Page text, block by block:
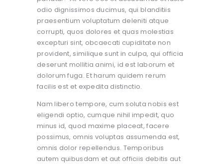
odio dignissimos ducimus, qui blanditiis
praesentium voluptatum deleniti atque
corrupti, quos dolores et quas molestias
excepturi sint, obcaecati cupiditate non
provident, similique sunt in culpa, qui officia
deserunt mollitia animi, id est laborum et
dolorum fuga. Et harum quidem rerum
facilis est et expedita distinctio.
Nam libero tempore, cum soluta nobis est
eligendi optio, cumque nihil impedit, quo
minus id, quod maxime placeat, facere
possimus, omnis voluptas assumenda est,
omnis dolor repellendus. Temporibus
autem quibusdam et aut officiis debitis aut